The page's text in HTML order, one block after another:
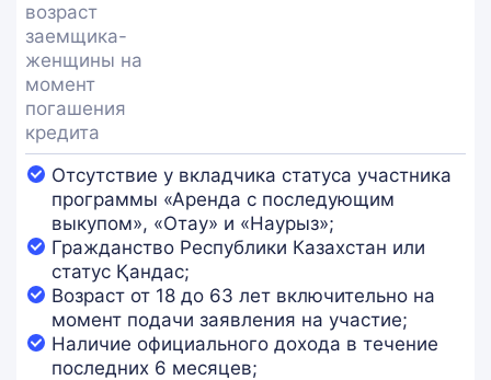
возраст
заемщика-
женщины на
момент
погашения
кредита
Отсутствие у вкладчика статуса участника
программы «Аренда с последующим
выкупом», «Отау» и «Наурыз»;
Гражданство Республики Казахстан или
статус Қандас;
Возраст от 18 до 63 лет включительно на
момент подачи заявления на участие;
Наличие официального дохода в течение
последних 6 месяцев;